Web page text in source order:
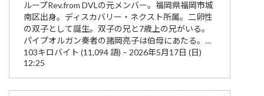
ループRev.from DVLの元メンバー。福岡県福岡市城
南区出身。ディスカバリー・ネクスト所属。二卵性
の双子として誕生。双子の兄と7歳上の兄がいる。
パイプオルガン奏者の諸岡亮子は伯母にあたる。…
103キロバイト (11,094 語) – 2026年5月17日 (日)
12:25